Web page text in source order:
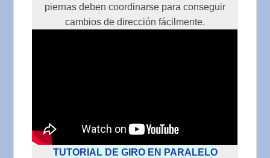
piernas deben coordinarse para conseguir
cambios de dirección fácilmente.
TUTORIAL DE GIRO EN PARALELO